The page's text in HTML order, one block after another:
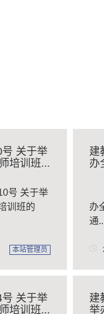
关于举
培训班...
号 关于举
训班的
本站管理员
建
办
办
通
关于举
培训班...
建
举